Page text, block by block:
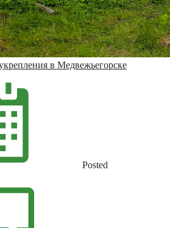
в Медвежьегорске
Posted